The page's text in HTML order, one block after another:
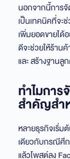
นอกจากนี้การจั
เป็นเทคนิคที่จะ
เพิ่มยอดขายได้
ดีจะช่วยให้ร้าน
และ สร้างฐานลู
ทำไมกา
สำคัญสำ
หลายธุรกิจเริ่ม
เดียวกับกรณีศึก
แล้วโพสต์ลง